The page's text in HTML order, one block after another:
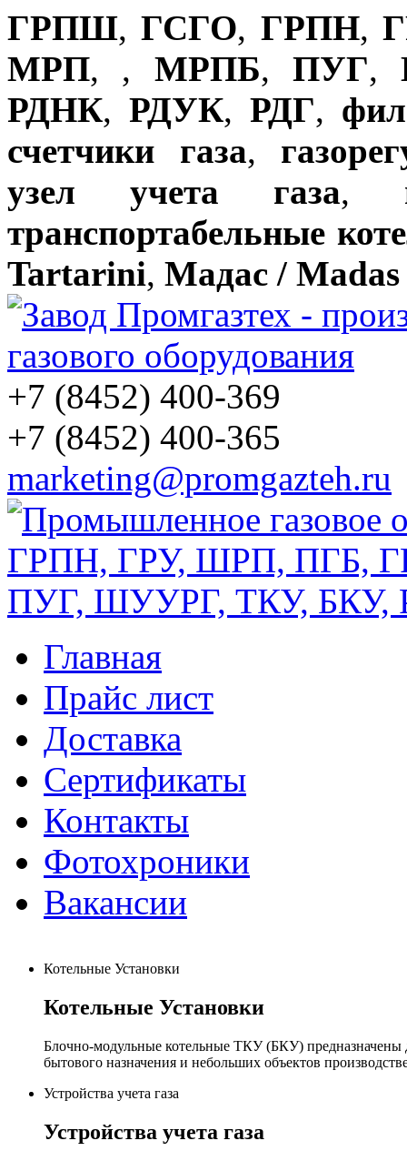
ГРПШ,ГСГО, ГРПН,
МРП, , МРПБ, ПУГ,
РДНК, РДУК, РДГ,
счетчики газа,
узел учета газа,
транспортабельные
Tartarini, Мадас / Madas
+7 (8452) 400-369
+7 (8452) 400-365
marketing@promgazteh.ru
Главная
Прайс лист
Доставка
Сертификаты
Контакты
Фотохроники
Вакансии
Котельные Установки
Котельные Установки
Блочно-модульные котельные ТКУ (БКУ) предназначены
бытового назначения и небольших объектов
Устройства учета газа
Устройства учета газа